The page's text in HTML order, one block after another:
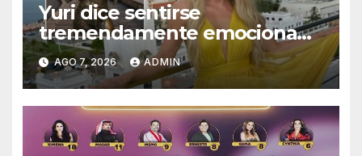
Yuri dice sentirse
tremendamente emocionada
sobre su estatua que le harán
en Veracruz
AGO 7, 2026 ADMIN